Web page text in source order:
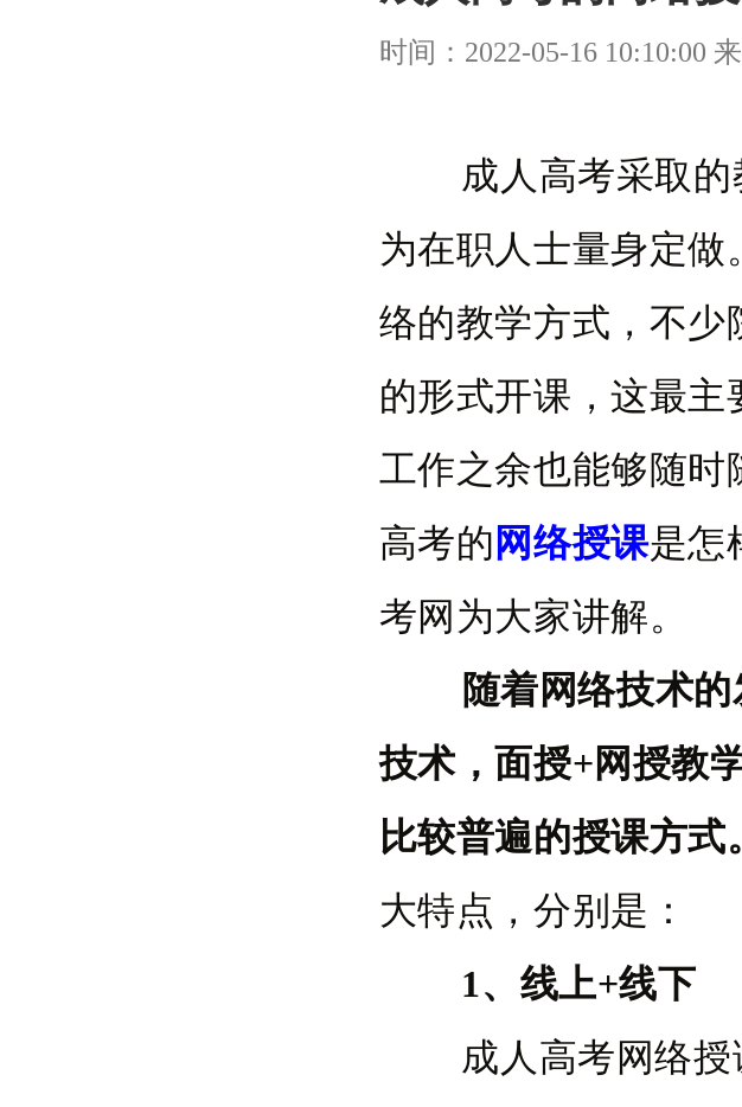
时间：2022-05-16 10:10:00
成人高考采取的
为在职人士量身定做
络的教学方式，不少
的形式开课，这最
工作之余也能够随时
高考的 网络授课是怎
考网为大家讲解。
随着网络技术
技术，面授+网授教
比较普遍的授课方式
大特点，分别是：
1、线上+线下
成人高考网络授